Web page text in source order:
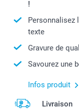
!
Personnalisez
texte
Gravure de
Savourez une
Infos produit
Livraison